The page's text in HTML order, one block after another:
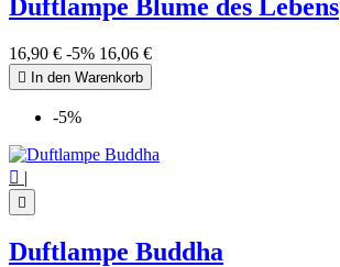
Duftlampe Blume des Lebens
16,90 € -5% 16,06 €
 In den Warenkorb
-5%
 |

Duftlampe Buddha